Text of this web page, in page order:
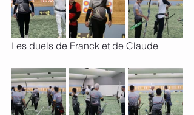
Les duels de Franck et de Claude